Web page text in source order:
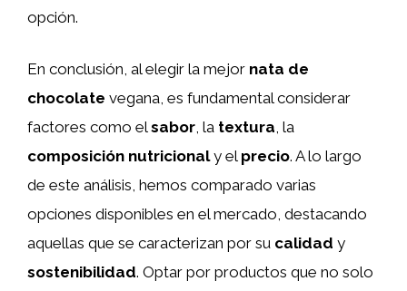
opción.
En conclusión, al elegir la mejor nata de
chocolate vegana, es fundamental considerar
factores como elsabor, la textura, la
composición nutricionaly el precio. A lo largo
de este análisis, hemos comparado varias
opciones disponibles en el mercado, destacando
aquellas que se caracterizan por su calidad y
sostenibilidad. Optar por productos que no solo